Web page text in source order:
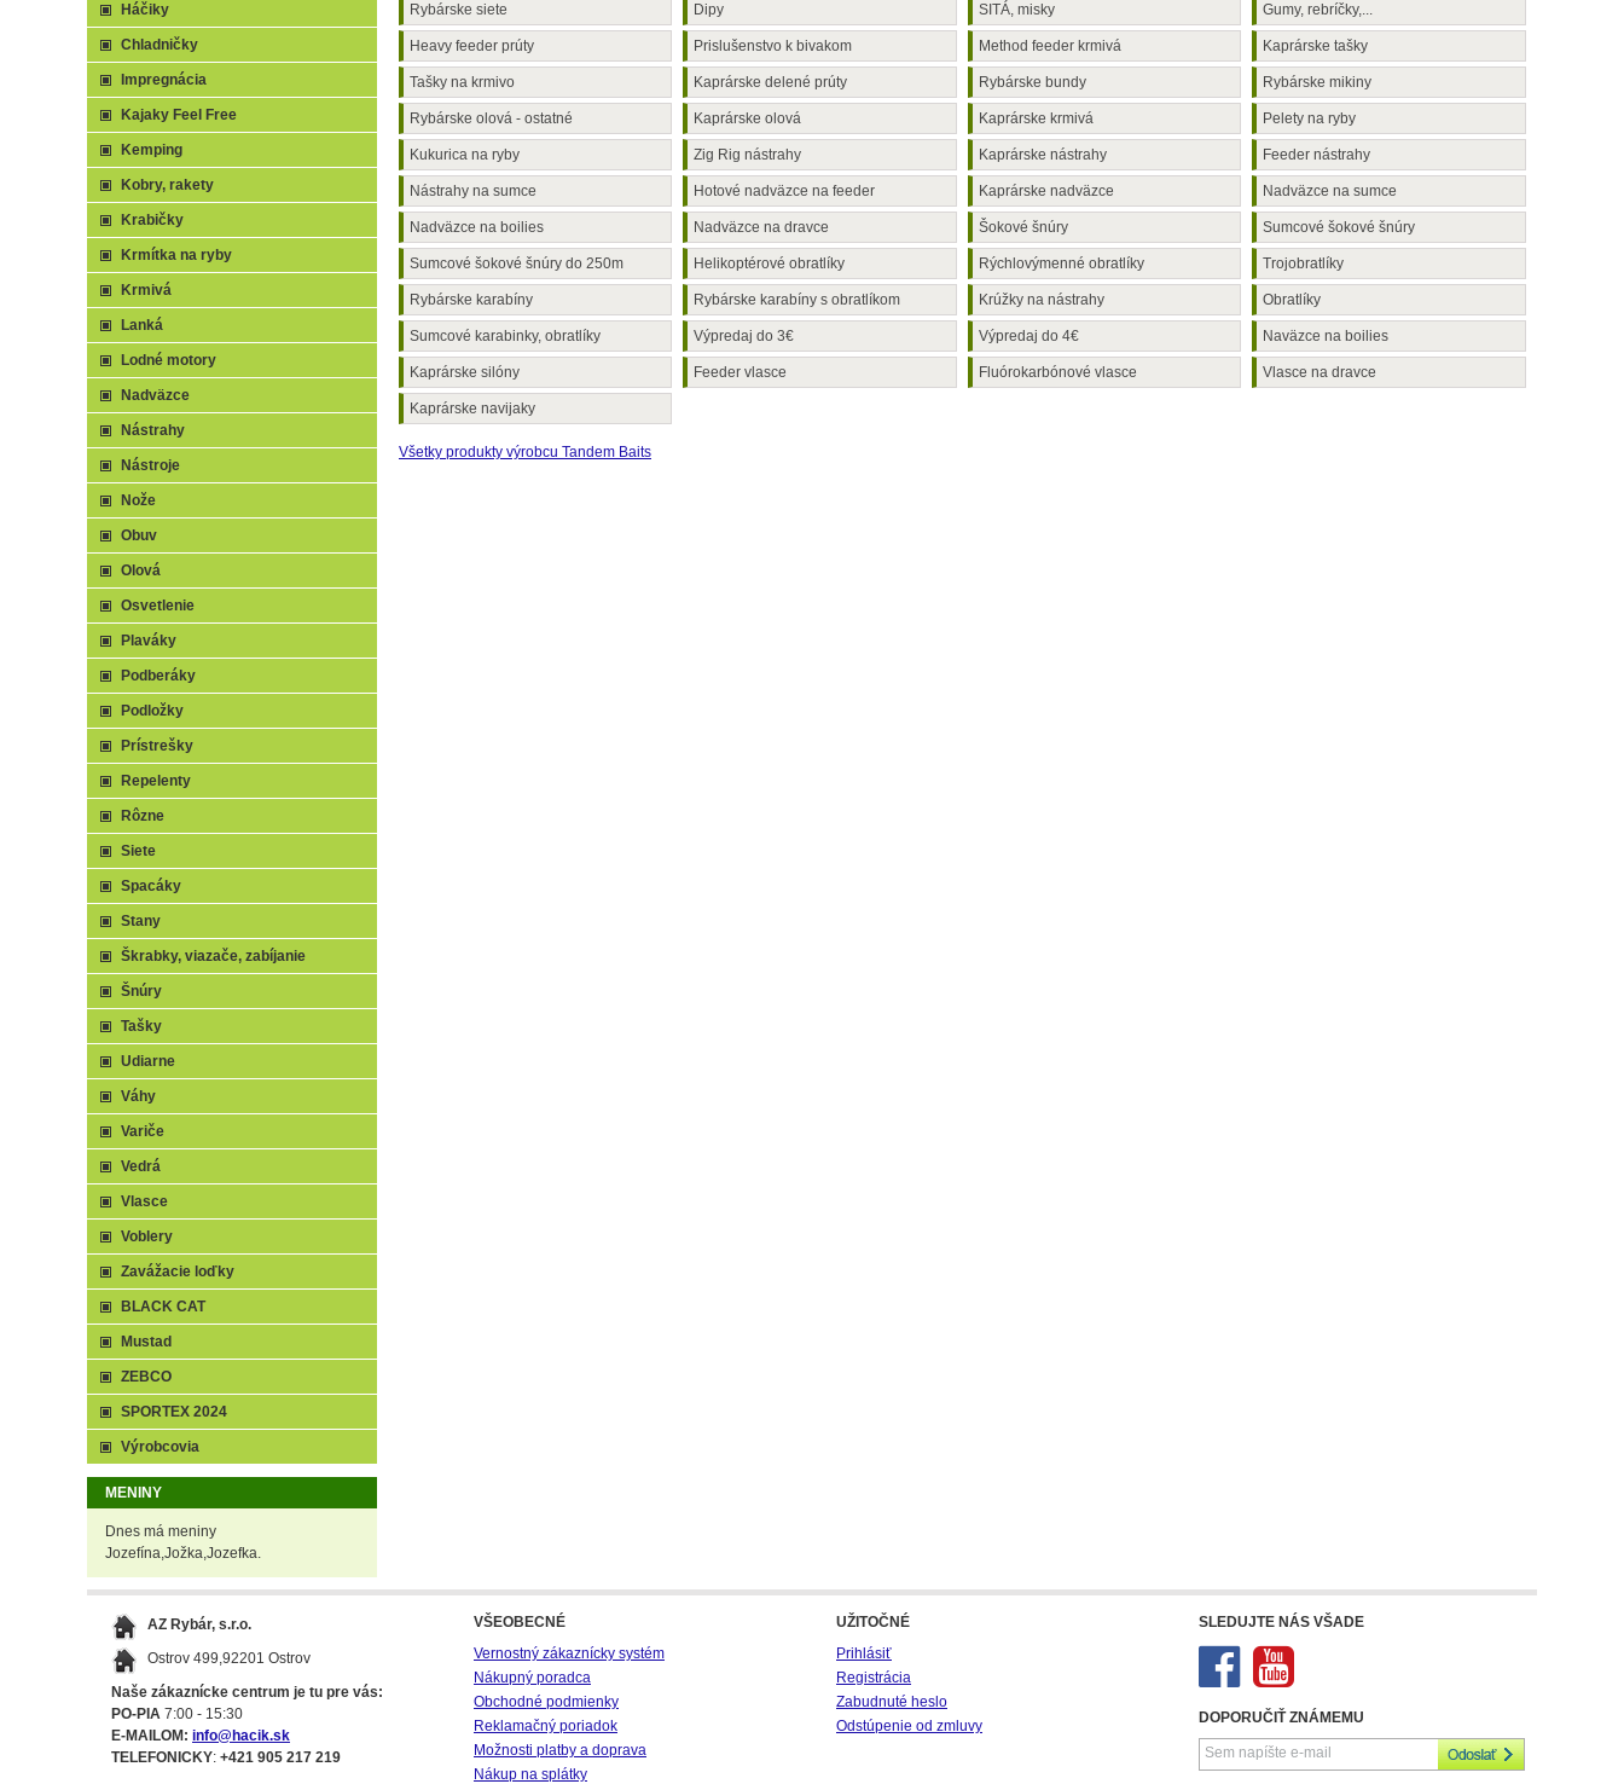
Rybárske siete Dipy SITÁ, misky Gumy, rebríčky,...
Heavy feeder prúty Prislušenstvo k bivakom Method feeder krmivá Kaprárske tašky
Tašky na krmivo Kaprárske delené prúty Rybárske bundy Rybárske mikiny
Rybárske olová - ostatné Kaprárske olová Kaprárske krmivá Pelety na ryby
Kukurica na ryby Zig Rig nástrahy Kaprárske nástrahy Feeder nástrahy
Nástrahy na sumce Hotové nadväzce na feeder Kaprárske nadväzce Nadväzce na sumce
Nadväzce na boilies Nadväzce na dravce Šokové šnúry Sumcové šokové šnúry
Sumcové šokové šnúry do 250m Helikoptérové obratlíky Rýchlovýmenné obratlíky Trojobratlíky
Rybárske karabíny Rybárske karabíny s obratlíkom Krúžky na nástrahy Obratlíky
Sumcové karabinky, obratlíky Výpredaj do 3€ Výpredaj do 4€ Naväzce na boilies
Kaprárske silóny Feeder vlasce Fluórokarbónové vlasce Vlasce na dravce
Kaprárske navijaky
Všetky produkty výrobcu Tandem Baits
Háčiky
Chladničky
Impregnácia
Kajaky Feel Free
Kemping
Kobry, rakety
Krabičky
Krmítka na ryby
Krmivá
Lanká
Lodné motory
Nadväzce
Nástrahy
Nástroje
Nože
Obuv
Olová
Osvetlenie
Plaváky
Podberáky
Podložky
Prístrešky
Repelenty
Rôzne
Siete
Spacáky
Stany
Škrabky, viazače, zabíjanie
Šnúry
Tašky
Udiarne
Váhy
Variče
Vedrá
Vlasce
Voblery
Zavážacie loďky
BLACK CAT
Mustad
ZEBCO
SPORTEX 2024
Výrobcovia
MENINY
Dnes má meniny
Jozefína,Jožka,Jozefka.
AZ Rybár, s.r.o.
Ostrov 499,92201 Ostrov
Naše zákaznícke centrum je tu pre vás:
PO-PIA 7:00 - 15:30
E-MAILOM: info@hacik.sk
TELEFONICKY: +421 905 217 219
VŠEOBECNÉ
Vernostný zákaznícky systém
Nákupný poradca
Obchodné podmienky
Reklamačný poriadok
Možnosti platby a doprava
Nákup na splátky
UŽITOČNÉ
Prihlásiť
Registrácia
Zabudnuté heslo
Odstúpenie od zmluvy
SLEDUJTE NÁS VŠADE
DOPORUČIŤ ZNÁMEMU